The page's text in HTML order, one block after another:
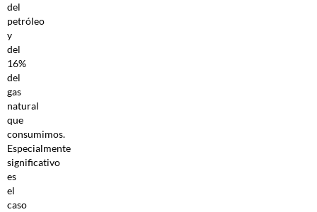
del
petróleo
y
del
16%
del
gas
natural
que
consumimos.
Especialmente
significativo
es
el
caso